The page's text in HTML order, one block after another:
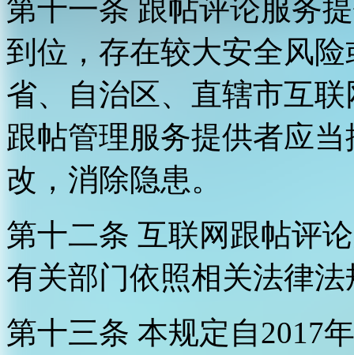
第十一条 跟帖评论服务
到位，存在较大安全风
省、自治区、直辖市互
跟帖管理服务提供者应
改，消除隐患。
第十二条 互联网跟帖评
有关部门依照相关法律
第十三条 本规定自2017